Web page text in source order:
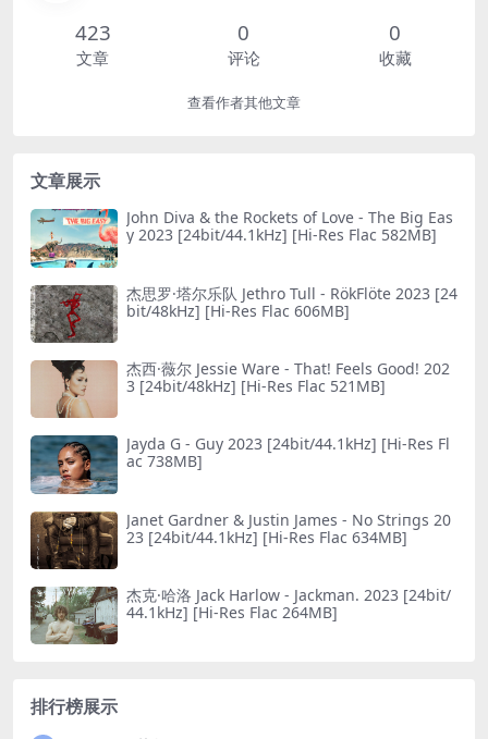
423
文章
0
评论
0
收藏
查看作者其他文章
文章展示
John Diva & the Rockets of Love - The Big Eas
y 2023 [24bit/44.1kHz] [Hi-Res Flac 582MB]
杰思罗·塔尔乐队 Jethro Tull - RökFlöte 2023 [24
bit/48kHz] [Hi-Res Flac 606MB]
杰西·薇尔 Jessie Ware - That! Feels Good! 202
3 [24bit/48kHz] [Hi-Res Flac 521MB]
Jayda G - Guy 2023 [24bit/44.1kHz] [Hi-Res Fl
ac 738MB]
Janet Gardner & Justin James - No Striпgs 20
23 [24bit/44.1kHz] [Hi-Res Flac 634MB]
杰克·哈洛 Jack Harlow - Jackman. 2023 [24bit/
44.1kHz] [Hi-Res Flac 264MB]
排行榜展示